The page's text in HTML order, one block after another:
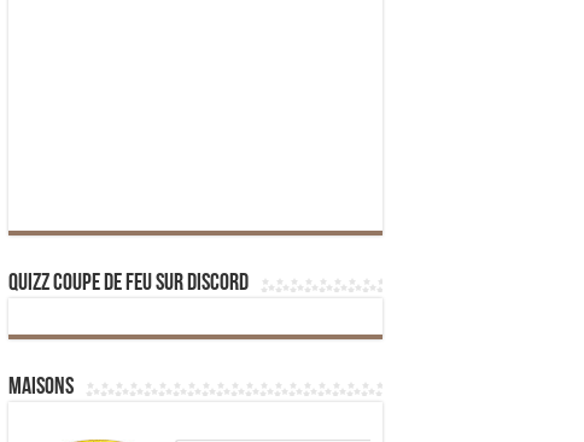
Quizz Coupe de Feu sur Discord
Maisons